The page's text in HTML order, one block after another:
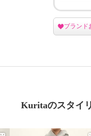
ブランド
Kuritaのスタイ